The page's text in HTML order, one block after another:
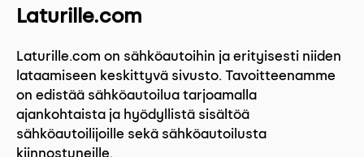
Laturille.com
Laturille.com on sähköautoihin ja erityisesti niiden
lataamiseen keskittyvä sivusto. Tavoitteenamme
on edistää sähköautoilua tarjoamalla
ajankohtaista ja hyödyllistä sisältöä
sähköautoilijoille sekä sähköautoilusta
kiinnostuneille.